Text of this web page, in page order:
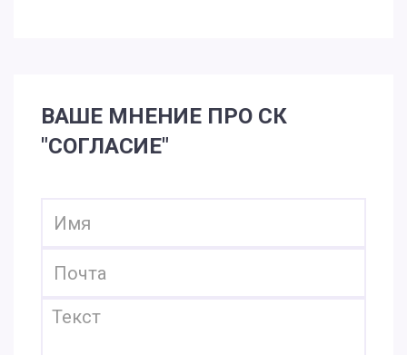
ВАШЕ МНЕНИЕ ПРО СК
"СОГЛАСИЕ"